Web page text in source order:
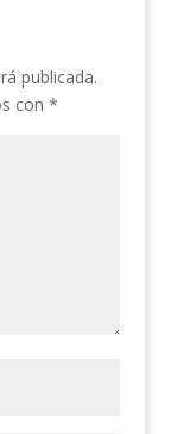
publicada.
con *